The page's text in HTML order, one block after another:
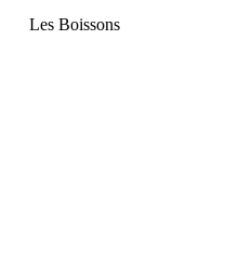
LesBoissons